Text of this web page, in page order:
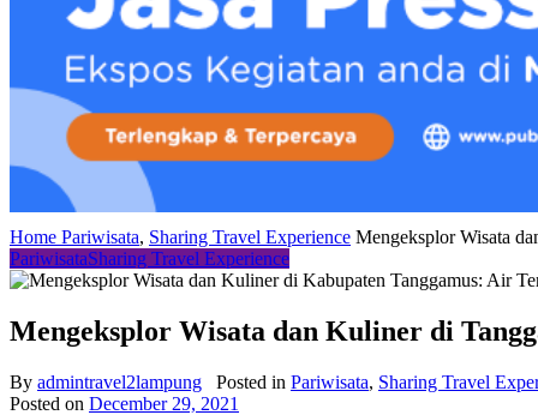
Home Pariwisata, Sharing Travel Experience Mengeksplor Wisata
PariwisataSharing Travel Experience
Mengeksplor Wisata dan Kuliner di
By admintravel2lampung Posted in Pariwisata, Sharing Travel
Posted on December 29, 2021